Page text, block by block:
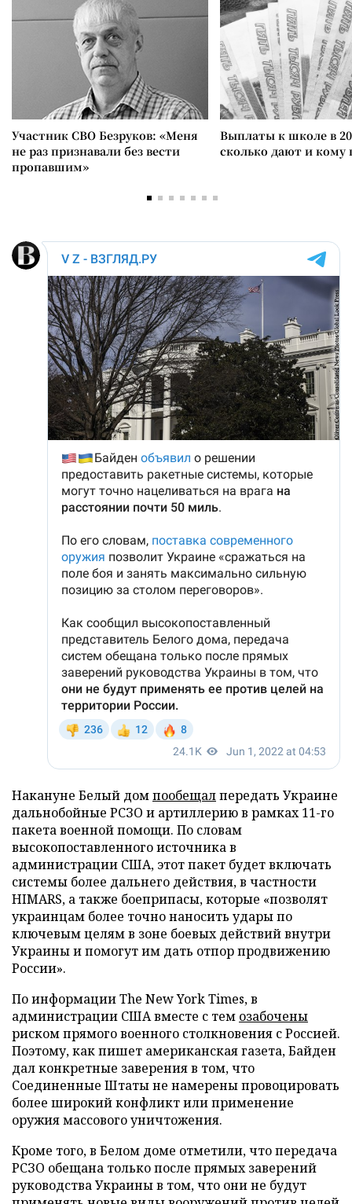
Участник СВО Безруков: «Меня
не раз признавали без вести
пропавшим»
Выплаты к школе в
сколько дают и
Накануне Белый домпообещалпередать Украине
дальнобойные РСЗО и артиллерию в рамках 11-го
пакета военной помощи. По словам
высокопоставленного источника в
администрации США, этот пакет будет включать
системы более дальнего действия, в частности
HIMARS, а также боеприпасы, которые «позволят
украинцам более точно наносить удары по
ключевым целям в зоне боевых действий внутри
Украины и помогут им дать отпор продвижению
России».
По информации The New York Times, в
администрации США вместе с тем озабочены
риском прямого военного столкновения с Россией.
Поэтому, как пишет американская газета, Байден
дал конкретные заверения в том, что
Соединенные Штаты не намерены провоцировать
более широкий конфликт или применение
оружия массового уничтожения.
Кроме того, в Белом доме отметили, что передача
РСЗО обещана только после прямых заверений
руководства Украины в том, что они не будут